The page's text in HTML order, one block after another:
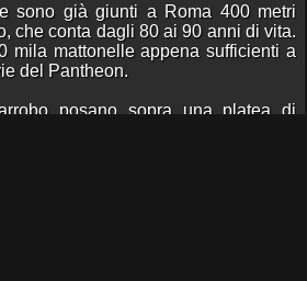
sono già giunti a Roma 400 metri
che conta dagli 80 ai 90 anni di vita.
mila mattonelle appena sufficienti a
del Pantheon.
posano sopra una platea di